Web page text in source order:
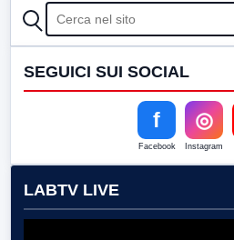
CERCA
SEGUICI SUI SOCIAL
f
Facebook
◎
Instagram
LABTV LIVE